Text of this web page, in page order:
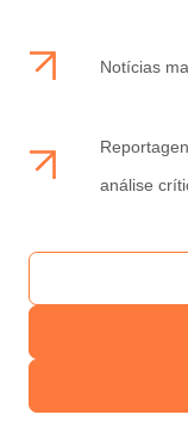
Notícias
análise